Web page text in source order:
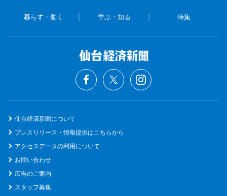
暮らす・働く 学ぶ・知る 特集
仙台経済新聞について
プレスリリース・情報提供はこちらから
アクセスデータの利用について
お問い合わせ
広告のご案内
スタッフ募集